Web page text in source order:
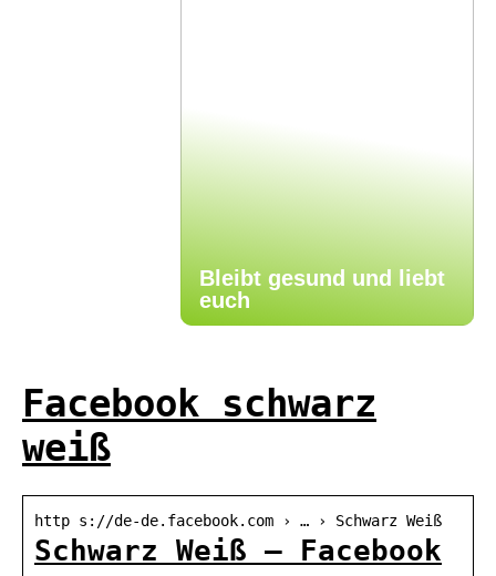
Bleibt gesund und liebt
euch
Facebook schwarz
weiß
http s://de-de.facebook.com › … › Schwarz Weiß
Schwarz Weiß – Facebook